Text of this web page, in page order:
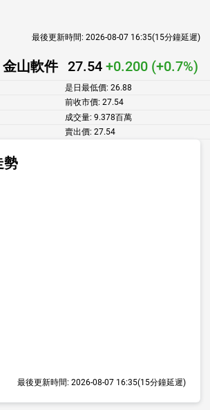
最後更新時間: 2026-08-07 16:35(15分鐘延遲)
山軟件 27.54 +0.200 (+0.7%)
是日最低價: 26.88
前收市價: 27.54
成交量: 9.378百萬
賣出價: 27.54
勢
最後更新時間: 2026-08-07 16:35(15分鐘延遲)